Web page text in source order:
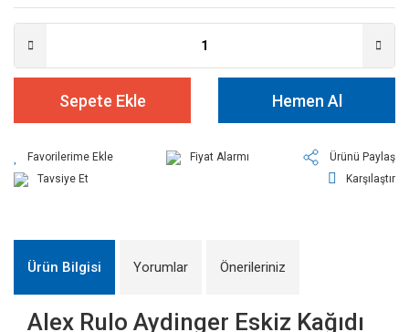
Sepete Ekle Hemen Al
Fiyat Alarmı
Ürünü Paylaş
Tavsiye Et
Karşılaştır
Ürün Bilgisi Yorumlar Önerileriniz
Alex Rulo Aydinger Eskiz Kağıdı